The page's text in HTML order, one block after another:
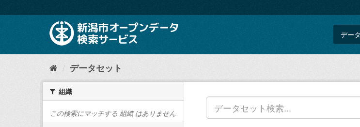
キ
て
デー
データセット
組織
この検索にマッチする 組織 はありません